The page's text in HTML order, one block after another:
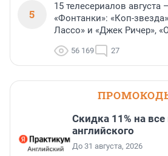
5
15 телесериалов августа
«Фонтанки»: «Коп-
Лассо» и «Джек Ричер»,
56 169 27
Скидка 11% на
английского
До 31 августа, 2026